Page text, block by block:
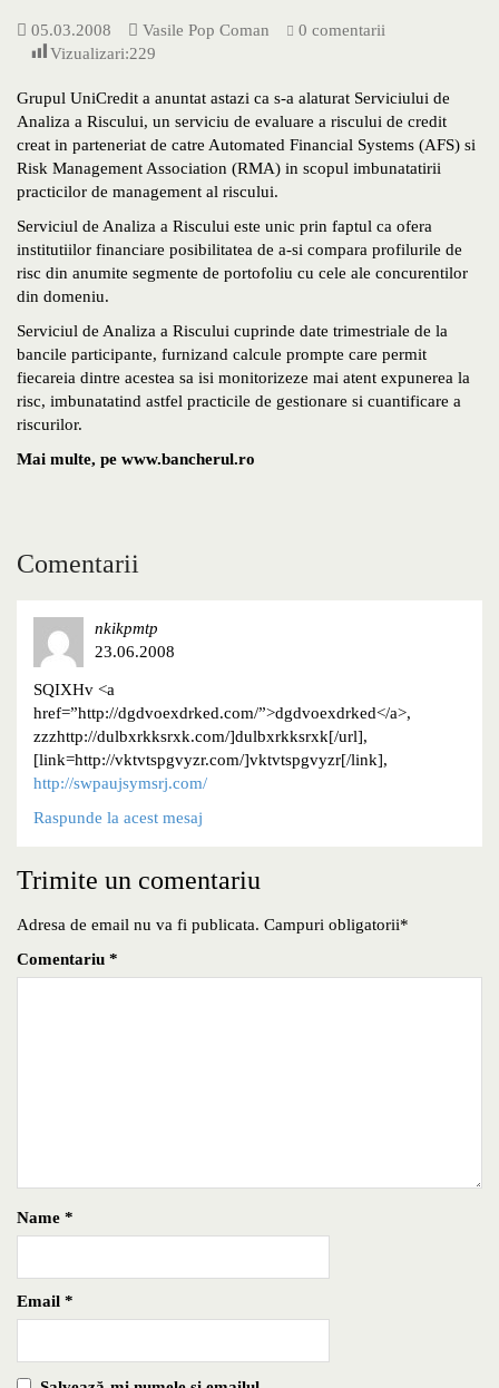
05.03.2008 Vasile Pop Coman
0 comentarii
Vizualizari:229
Grupul UniCredit a anuntat astazi ca s-a alaturat Serviciului de
Analiza a Riscului, un serviciu de evaluare a riscului de credit
creat in parteneriat de catre Automated Financial Systems (AFS) si
Risk Management Association (RMA) in scopul imbunatatirii
practicilor de management al riscului.
Serviciul de Analiza a Riscului este unic prin faptul ca ofera
institutiilor financiare posibilitatea de a-si compara profilurile de
risc din anumite segmente de portofoliu cu cele ale concurentilor
din domeniu.
Serviciul de Analiza a Riscului cuprinde date trimestriale de la
bancile participante, furnizand calcule prompte care permit
fiecareia dintre acestea sa isi monitorizeze mai atent expunerea la
risc, imbunatatind astfel practicile de gestionare si cuantificare a
riscurilor.
Mai multe, pe www.bancherul.ro
Comentarii
nkikpmtp
23.06.2008
SQIXHv <a
href=”http://dgdvoexdrked.com/”>dgdvoexdrked</a>,
zzzhttp://dulbxrkksrxk.com/]dulbxrkksrxk[/url],
[link=http://vktvtspgvyzr.com/]vktvtspgvyzr[/link],
http://swpaujsymsrj.com/
Raspunde la acest mesaj
Trimite un comentariu
Adresa de email nu va fi publicata. Campuri obligatorii*
Comentariu *
Name *
Email *